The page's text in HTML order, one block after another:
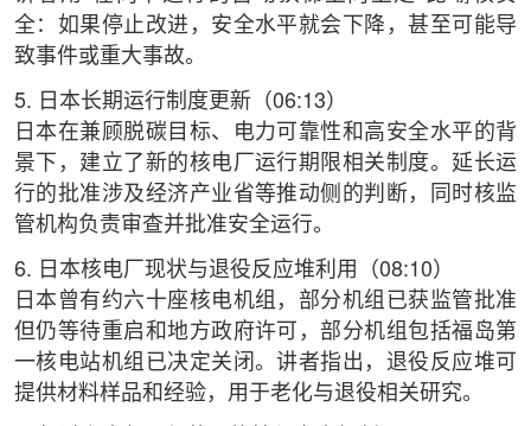
全：如果停止改进，安全水平就会下降，甚至可能导
致事件或重大事故。
5. 日本长期运行制度更新（06:13）
日本在兼顾脱碳目标、电力可靠性和高安全水平的背
景下，建立了新的核电厂运行期限相关制度。延长运
行的批准涉及经济产业省等推动侧的判断，同时核监
管机构负责审查并批准安全运行。
6. 日本核电厂现状与退役反应堆利用（08:10）
日本曾有约六十座核电机组，部分机组已获监管批准
但仍等待重启和地方政府许可，部分机组包括福岛第
一核电站机组已决定关闭。讲者指出，退役反应堆可
提供材料样品和经验，用于老化与退役相关研究。